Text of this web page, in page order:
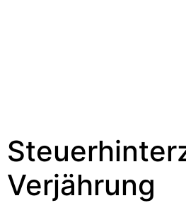
Verjährung